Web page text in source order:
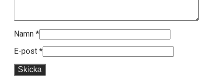
Namn *
E-post *